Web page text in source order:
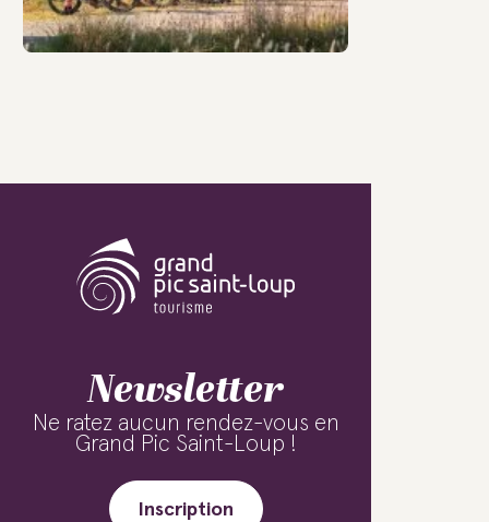
Newsletter
Ne ratez aucun rendez-vous en
Grand Pic Saint-Loup !
Inscription